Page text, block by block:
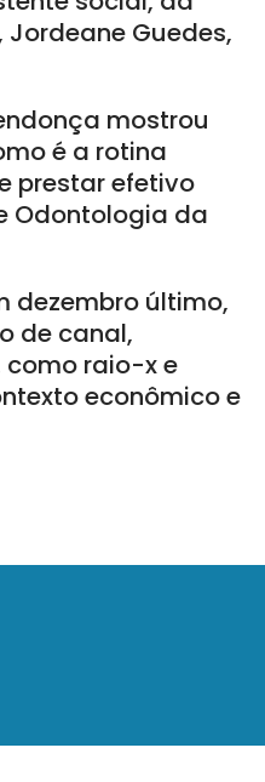
Guedes,
mostrou
é a rotina
prestar efetivo
Odontologia da
dezembro último,
de canal,
como raio-x e
econômico e